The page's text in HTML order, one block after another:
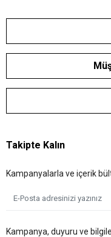
Takipte Kalın
Kampanyalarla ve içerik
Kampanya, duyuru ve